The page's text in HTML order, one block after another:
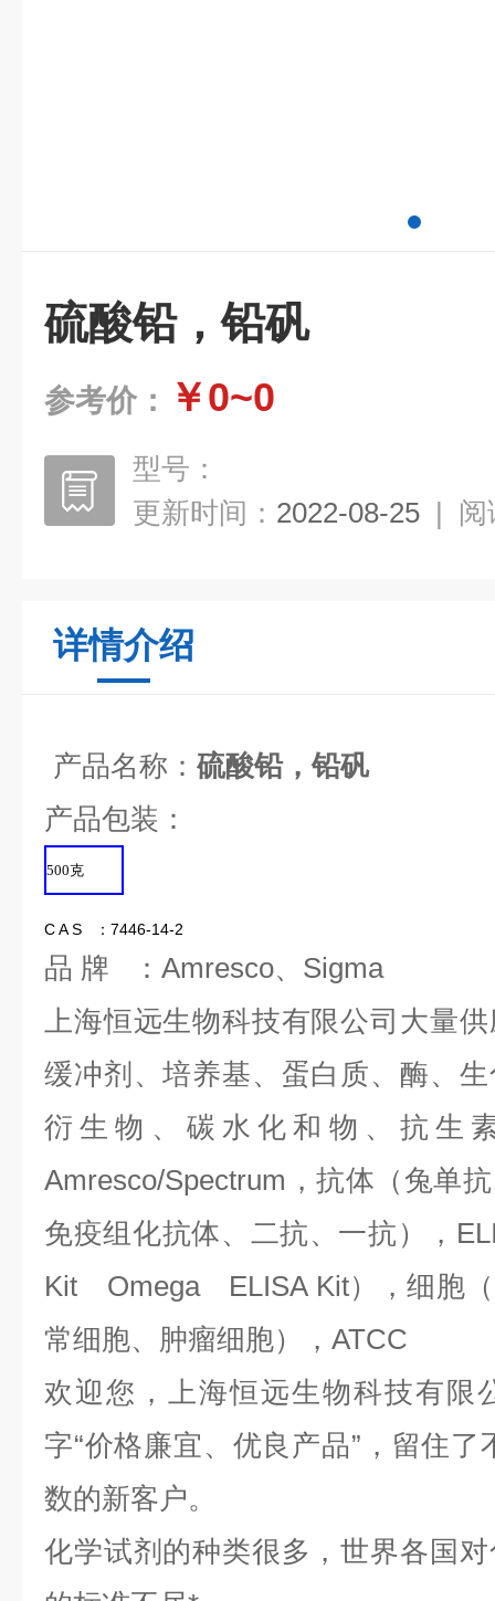
硫酸铅，铅矾
参考价： ￥0~0
型号：
更新时间： 2022-08-25 | 阅
详情介绍
产品名称： 硫酸铅，铅矾
产品包装：
500克
C A S ：7446-14-2
品 牌 ：Amresco、Sigma
上海恒远生物科技有限公司大量
缓冲剂、培养基、蛋白质、酶、
衍生物、碳水化和物、抗生
Amresco/Spectrum，抗体（兔单
免疫组化抗体、二抗、一抗），
Kit Omega ELISA Kit），细胞（
常细胞、肿瘤细胞），ATCC
欢迎您，上海恒远生物科技有限
字“价格廉宜、优良产品”，留住
数的新客户。
化学试剂的种类很多，世界各国